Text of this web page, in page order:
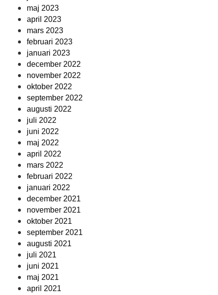
maj 2023
april 2023
mars 2023
februari 2023
januari 2023
december 2022
november 2022
oktober 2022
september 2022
augusti 2022
juli 2022
juni 2022
maj 2022
april 2022
mars 2022
februari 2022
januari 2022
december 2021
november 2021
oktober 2021
september 2021
augusti 2021
juli 2021
juni 2021
maj 2021
april 2021